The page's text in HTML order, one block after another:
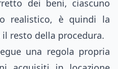
dei beni, ciascuno
realistico, è quindi la
resto della procedura.
una regola propria